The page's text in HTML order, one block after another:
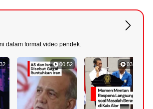
dalam format video pendek.
00:52 03:22